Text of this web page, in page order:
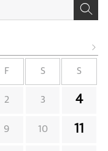
F S S
2 3 4
9 10 11